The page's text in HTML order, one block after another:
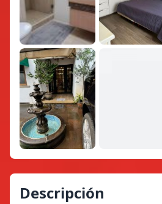
Descripción